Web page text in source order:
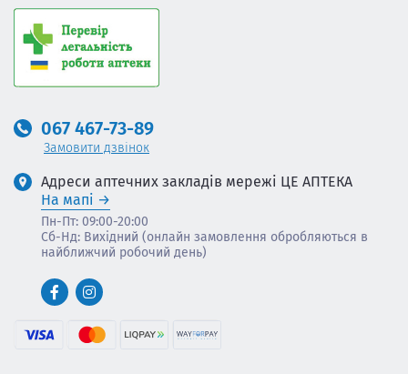
067 467-73-89
Замовити дзвінок
Адреси аптечних закладів мережі ЦЕ АПТЕКА
На мапі
Пн-Пт: 09:00-20:00
Сб-Нд: Вихідний (онлайн замовлення обробляються в
найближчий робочий день)